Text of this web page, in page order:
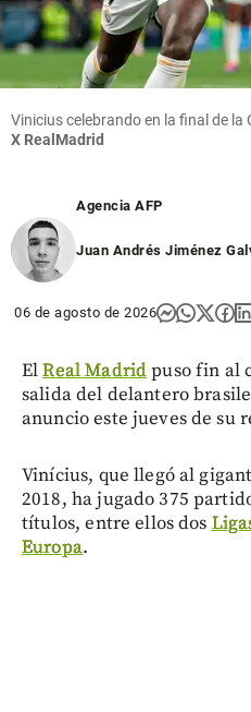
Vinicius celebrando en la final de la
X RealMadrid
Agencia AFP
Juan Andrés Jiménez
06 de agosto de 2026
ElReal Madridpuso fin al
salida del delantero
anuncio este jueves de su
Vinícius, que llegó al
2018, ha jugado 375
títulos, entre ellos dos
Europa.